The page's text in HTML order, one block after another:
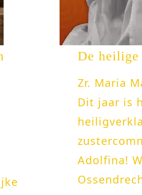
De
Zr. Maria
Dit jaar is
Adolfina!